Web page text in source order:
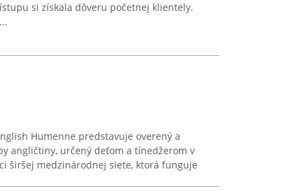
si získala dôveru početnej klientely.
Humenne predstavuje overený a
angličtiny, určený deťom a tínedžerom v
širšej medzinárodnej siete, ktorá funguje